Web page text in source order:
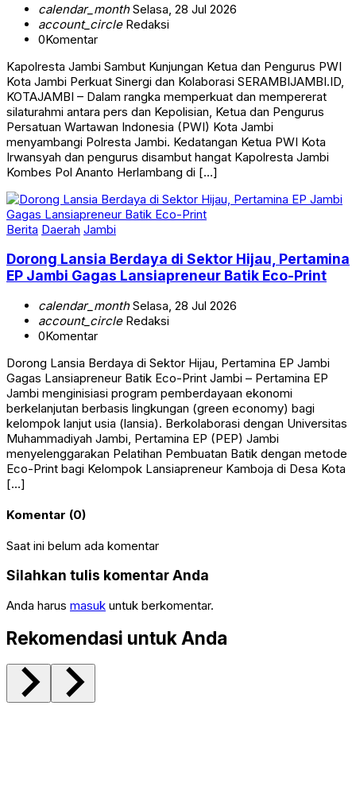
calendar_monthSelasa, 28 Jul 2026
account_circleRedaksi
0Komentar
Kapolresta Jambi Sambut Kunjungan Ketua dan Pengurus PWI
Kota Jambi Perkuat Sinergi dan Kolaborasi SERAMBIJAMBI.ID,
KOTAJAMBI – Dalam rangka memperkuat dan mempererat
silaturahmi antara pers dan Kepolisian, Ketua dan Pengurus
Persatuan Wartawan Indonesia (PWI) Kota Jambi
menyambangi Polresta Jambi. Kedatangan Ketua PWI Kota
Irwansyah dan pengurus disambut hangat Kapolresta Jambi
Kombes Pol Ananto Herlambang di […]
Berita Daerah Jambi
Dorong Lansia Berdaya di Sektor Hijau, Pertamina
EP Jambi Gagas Lansiapreneur Batik Eco-Print
calendar_monthSelasa, 28 Jul 2026
account_circleRedaksi
0Komentar
Dorong Lansia Berdaya di Sektor Hijau, Pertamina EP Jambi
Gagas Lansiapreneur Batik Eco-Print Jambi – Pertamina EP
Jambi menginisiasi program pemberdayaan ekonomi
berkelanjutan berbasis lingkungan (green economy) bagi
kelompok lanjut usia (lansia). Berkolaborasi dengan Universitas
Muhammadiyah Jambi, Pertamina EP (PEP) Jambi
menyelenggarakan Pelatihan Pembuatan Batik dengan metode
Eco-Print bagi Kelompok Lansiapreneur Kamboja di Desa Kota
[…]
Komentar (0)
Saat ini belum ada komentar
Silahkan tulis komentar Anda
Anda harus masuk untuk berkomentar.
Rekomendasi untuk Anda